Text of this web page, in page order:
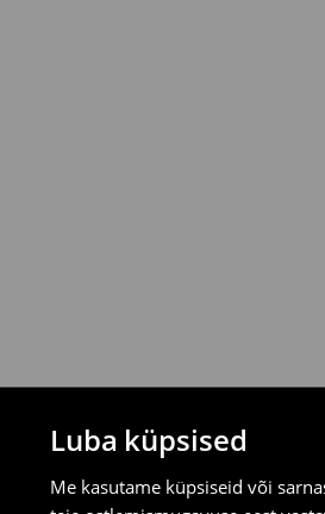
Luba küpsised
Me kasutame küpsiseid või